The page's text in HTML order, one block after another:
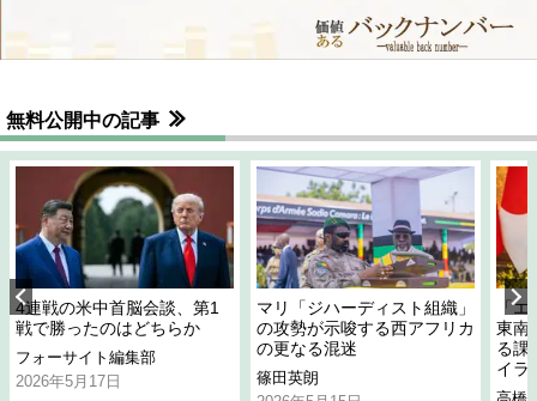
無料公開中の記事
4連戦の米中首脳会談、第1
戦で勝ったのはどちらか
フォーサイト編集部
2026年5月17日
マリ「ジハーディスト組織」
の攻勢が示唆する西アフリカ
の更なる混迷
篠田英朗
「
東南
る課
イラ